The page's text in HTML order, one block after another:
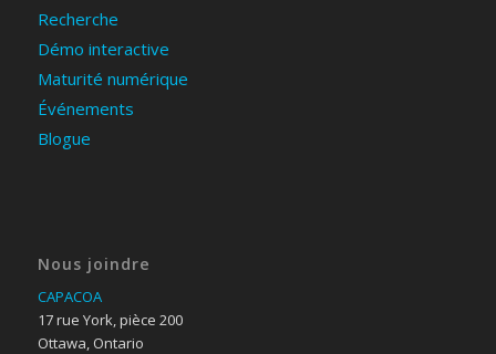
Recherche
Démo interactive
Maturité numérique
Événements
Blogue
Nous joindre
CAPACOA
17 rue York, pièce 200
Ottawa, Ontario